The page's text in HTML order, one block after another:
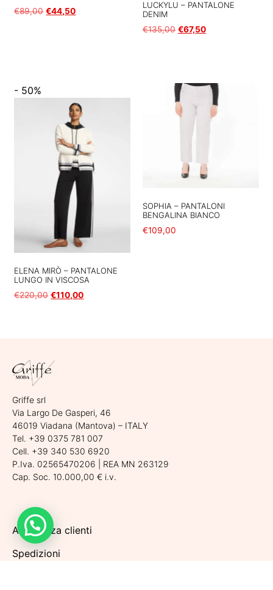
€89,00 €44,50
LUCKYLU – PANTALONE
DENIM
€135,00 €67,50
- 50%
ELENA MIRÒ – PANTALONE
LUNGO IN VISCOSA
€220,00 €110,00
SOPHIA – PANTALONI
BENGALINA BIANCO
€109,00
Griffe srl
Via Largo De Gasperi, 46
46019 Viadana (Mantova) – ITALY
Tel. +39 0375 781 007
Cell. +39 340 530 6920
P.Iva. 02565470206 | REA MN 263129
Cap. Soc. 10.000,00 € i.v.
Assistenza clienti
Spedizioni